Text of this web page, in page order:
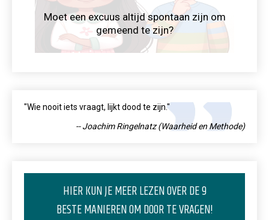
Moet een excuus altijd spontaan zijn om
gemeend te zijn?
"Wie nooit iets vraagt, lijkt dood te zijn."
-- Joachim Ringelnatz (Waarheid en Methode)
HIER KUN JE MEER LEZEN OVER DE 9
BESTE MANIEREN OM DOOR TE VRAGEN!